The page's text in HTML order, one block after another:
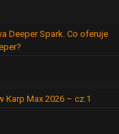
Deeper Spark. Co oferuje
Karp Max 2026 – cz.1